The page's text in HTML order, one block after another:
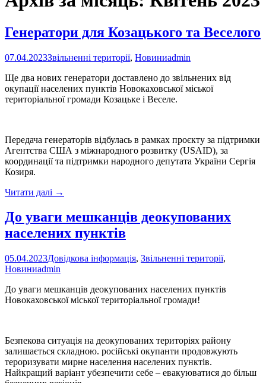
Генератори для Козацького та Веселого
07.04.2023Звільненні території, Новиниadmin
Ще два нових генератори доставлено до звільнених від
окупації населених пунктів Новокаховської міської
територіальної громади Козацьке і Веселе.
Передача генераторів відбулась в рамках проєкту за підтримки
Агентства США з міжнародного розвитку (USAID), за
координації та підтримки народного депутата України Сергія
Козиря.
Читати далі Генератори
Козацького
та
Веселого
→
До уваги мешканців деокупованих
населених пунктів
05.04.2023Довідкова інформація, Звільненні території,
Новиниadmin
До уваги мешканців деокупованих населених пунктів
Новокаховської міської територіальної громади!
Безпекова ситуація на деокупованих територіях району
залишається складною. російські окупанти продовжують
тероризувати мирне населення населених пунктів.
Найкращий варіант убезпечити себе – евакуюватися до більш